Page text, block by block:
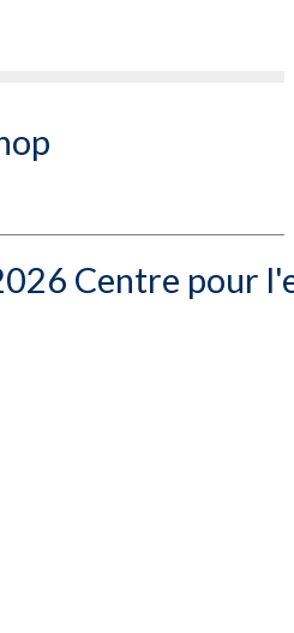
Centre pour